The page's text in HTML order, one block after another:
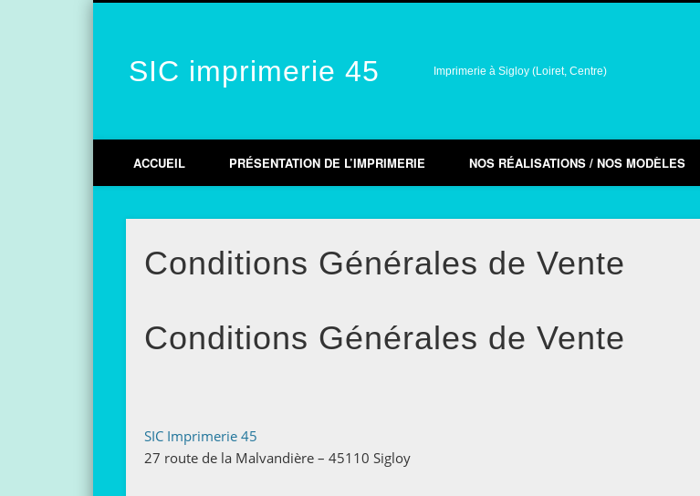
SIC imprimerie 45 Imprimerie à Sigloy (Loiret, Centre)
LinkedIn
ACCUEIL PRÉSENTATION DE L’IMPRIMERIE NOS RÉALISATIONS / NOS MODÈLES
Conditions Générales de Vente
Conditions Générales de Vente
SIC Imprimerie 45
27 route de la Malvandière – 45110 Sigloy